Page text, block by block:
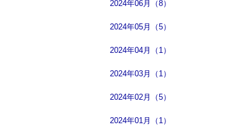
2024年06月（8）
2024年05月（5）
2024年04月（1）
2024年03月（1）
2024年02月（5）
2024年01月（1）